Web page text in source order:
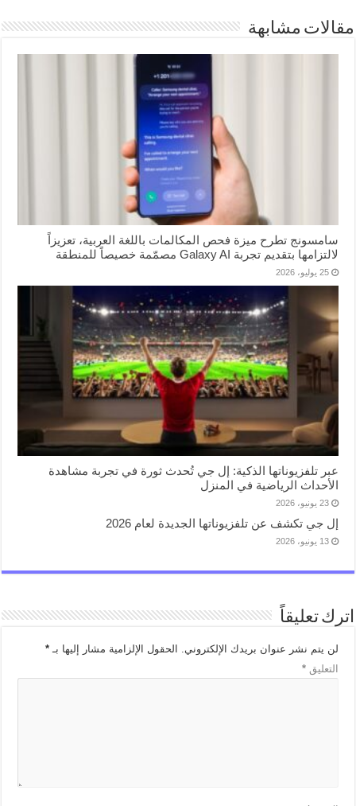
مقالات مشابهة
سامسونج تطرح ميزة فحص المكالمات باللغة العربية، تعزيزاً
لالتزامها بتقديم تجربة Galaxy AI مصمّمة خصيصاً للمنطقة
25 يوليو، 2026
عبر تلفزيوناتها الذكية: إل جي تُحدث ثورة في تجربة مشاهدة
الأحداث الرياضية في المنزل
23 يونيو، 2026
إل جي تكشف عن تلفزيوناتها الجديدة لعام 2026
13 يونيو، 2026
اترك تعليقاً
لن يتم نشر عنوان بريدك الإلكتروني. الحقول الإلزامية مشار إليها بـ*
التعليق*